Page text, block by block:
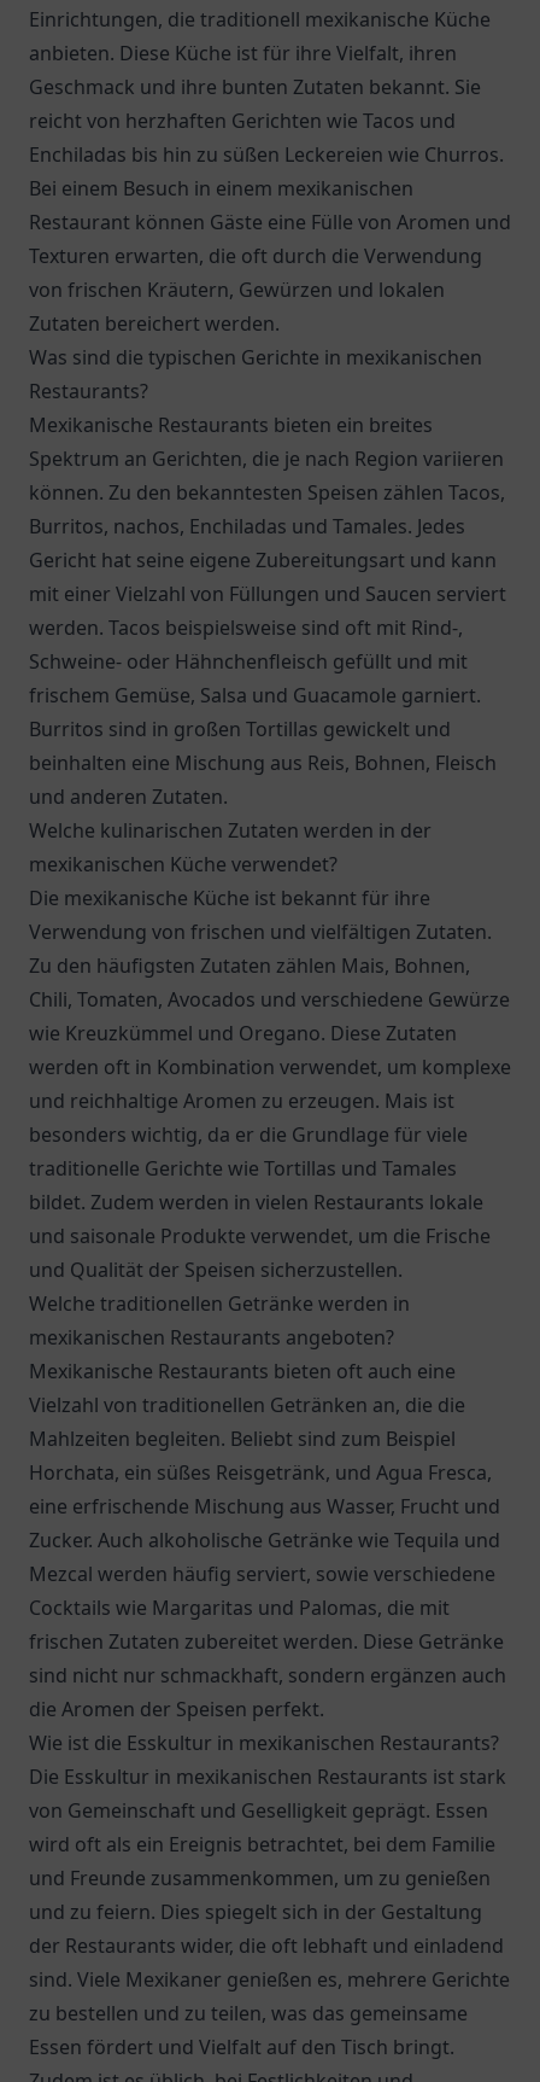
Einrichtungen, die traditionell mexikanische Küche
anbieten. Diese Küche ist für ihre Vielfalt, ihren
Geschmack und ihre bunten Zutaten bekannt. Sie
reicht von herzhaften Gerichten wie Tacos und
Enchiladas bis hin zu süßen Leckereien wie Churros.
Bei einem Besuch in einem mexikanischen
Restaurant können Gäste eine Fülle von Aromen und
Texturen erwarten, die oft durch die Verwendung
von frischen Kräutern, Gewürzen und lokalen
Zutaten bereichert werden.
Was sind die typischen Gerichte in mexikanischen
Restaurants?
Mexikanische Restaurants bieten ein breites
Spektrum an Gerichten, die je nach Region variieren
können. Zu den bekanntesten Speisen zählen Tacos,
Burritos, nachos, Enchiladas und Tamales. Jedes
Gericht hat seine eigene Zubereitungsart und kann
mit einer Vielzahl von Füllungen und Saucen serviert
werden. Tacos beispielsweise sind oft mit Rind-,
Schweine- oder Hähnchenfleisch gefüllt und mit
frischem Gemüse, Salsa und Guacamole garniert.
Burritos sind in großen Tortillas gewickelt und
beinhalten eine Mischung aus Reis, Bohnen, Fleisch
und anderen Zutaten.
Welche kulinarischen Zutaten werden in der
mexikanischen Küche verwendet?
Die mexikanische Küche ist bekannt für ihre
Verwendung von frischen und vielfältigen Zutaten.
Zu den häufigsten Zutaten zählen Mais, Bohnen,
Chili, Tomaten, Avocados und verschiedene Gewürze
wie Kreuzkümmel und Oregano. Diese Zutaten
werden oft in Kombination verwendet, um komplexe
und reichhaltige Aromen zu erzeugen. Mais ist
besonders wichtig, da er die Grundlage für viele
traditionelle Gerichte wie Tortillas und Tamales
bildet. Zudem werden in vielen Restaurants lokale
und saisonale Produkte verwendet, um die Frische
und Qualität der Speisen sicherzustellen.
Welche traditionellen Getränke werden in
mexikanischen Restaurants angeboten?
Mexikanische Restaurants bieten oft auch eine
Vielzahl von traditionellen Getränken an, die die
Mahlzeiten begleiten. Beliebt sind zum Beispiel
Horchata, ein süßes Reisgetränk, und Agua Fresca,
eine erfrischende Mischung aus Wasser, Frucht und
Zucker. Auch alkoholische Getränke wie Tequila und
Mezcal werden häufig serviert, sowie verschiedene
Cocktails wie Margaritas und Palomas, die mit
frischen Zutaten zubereitet werden. Diese Getränke
sind nicht nur schmackhaft, sondern ergänzen auch
die Aromen der Speisen perfekt.
Wie ist die Esskultur in mexikanischen Restaurants?
Die Esskultur in mexikanischen Restaurants ist stark
von Gemeinschaft und Geselligkeit geprägt. Essen
wird oft als ein Ereignis betrachtet, bei dem Familie
und Freunde zusammenkommen, um zu genießen
und zu feiern. Dies spiegelt sich in der Gestaltung
der Restaurants wider, die oft lebhaft und einladend
sind. Viele Mexikaner genießen es, mehrere Gerichte
zu bestellen und zu teilen, was das gemeinsame
Essen fördert und Vielfalt auf den Tisch bringt.